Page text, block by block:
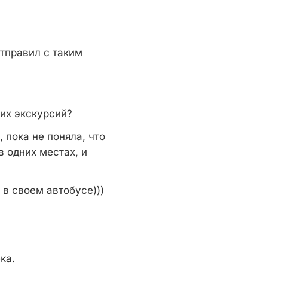
с таким
экскурсий?
пока не поняла, что
одних местах, и
в своем автобусе)))